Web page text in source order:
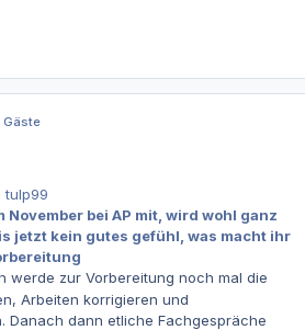
Gäste
tulp99
November bei AP mit, wird wohl ganz
jetzt kein gutes gefühl, was macht ihr
werde zur Vorbereitung noch mal die
Arbeiten korrigieren und
Danach dann etliche Fachgespräche